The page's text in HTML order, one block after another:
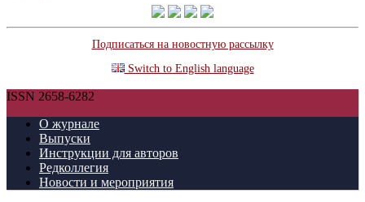
Подписаться на новостную рассылку
Switch to English language
ISSN 2658-6282
О журнале
Выпуски
Инструкции для авторов
Редколлегия
Новости и мероприятия